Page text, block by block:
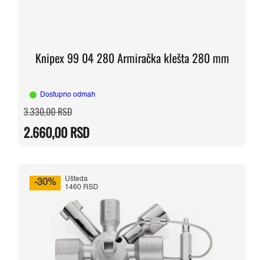
Knipex 99 04 280 Armiračka klešta 280 mm
Dostupno odmah
3.330,00RSDOriginalna
cena
bila:
3.330,00 RSD.
2.660,00RSD
Trenutna
cena
2.660,00 RSD.
-30%
Ušteda
1460 RSD